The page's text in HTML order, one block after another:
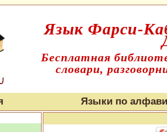
Язык Фарси-
Бесплатная
словари,
Языки по